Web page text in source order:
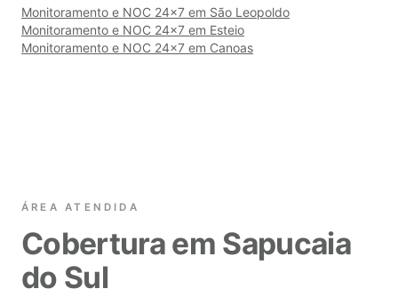
Monitoramento e NOC 24×7 em São Leopoldo
Monitoramento e NOC 24×7 em Esteio
Monitoramento e NOC 24×7 em Canoas
ÁREA ATENDIDA
Cobertura em Sapucaia
do Sul